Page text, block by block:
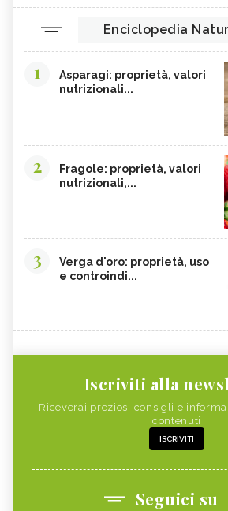
Enciclopedia
1
Asparagi: proprietà, valori
nutrizionali...
2
Fragole: proprietà, valori
nutrizionali,...
3
Verga d'oro: proprietà, uso
e controindi...
Iscriviti alla
Riceverai preziosi consigli e
contenuti
ISCRIVITI
Seguici su